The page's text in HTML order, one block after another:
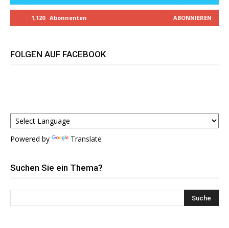
1,120 Abonnenten ABONNIEREN
FOLGEN AUF FACEBOOK
Powered by Translate
Suchen Sie ein Thema?